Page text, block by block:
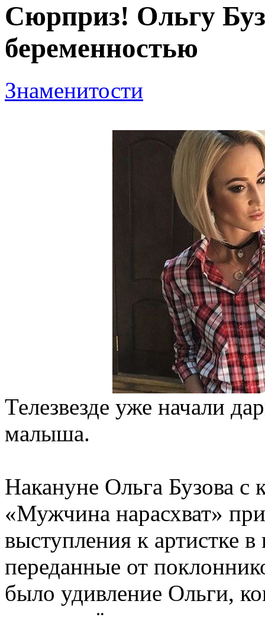
Сюрприз! Ольгу
беременностью
Знаменитости
Телезвезде уже начали
малыша.
Накануне Ольга Бузова с
«Мужчина нарасхват»
выступления к артистке
переданные от
было удивление Ольги,